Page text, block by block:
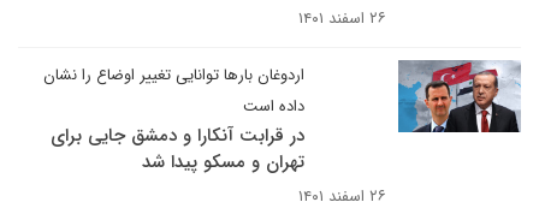
۲۶ اسفند ۱۴۰۱
اردوغان بارها توانایی تغییر اوضاع را نشان
داده است
در قرابت آنکارا و دمشق جایی برای
تهران و مسکو پیدا شد
۲۶ اسفند ۱۴۰۱